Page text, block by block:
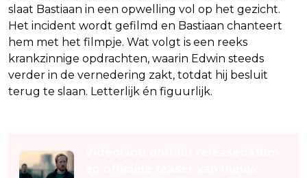
slaat Bastiaan in een opwelling vol op het gezicht.
Het incident wordt gefilmd en Bastiaan chanteert
hem met het filmpje. Wat volgt is een reeks
krankzinnige opdrachten, waarin Edwin steeds
verder in de vernedering zakt, totdat hij besluit
terug te slaan. Letterlijk én figuurlijk.